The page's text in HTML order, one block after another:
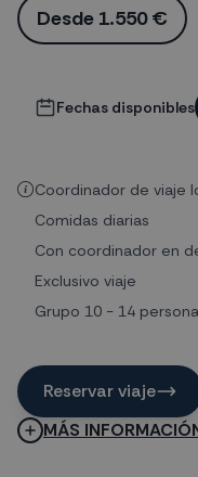
Desde 1.550 €
Fechas disponibles
Coordinador de viaje
Comidas diarias
Con coordinador en
Exclusivo viaje
Grupo 10 - 14
Reservar viaje
MÁS